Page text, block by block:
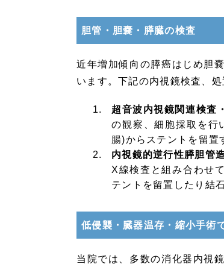
胆管・胆嚢・膵臓の検査
近年増加傾向の膵癌はじめ胆
います。下記の内視鏡検査、
超音波内視鏡関連検査
の観察、細胞採取を行
腸)からステントを留置
内視鏡的逆行性膵胆管
X線検査と組み合わせ
テントを留置したり結
低侵襲・臓器温存・縮小手術
当院では、多数の消化器内視